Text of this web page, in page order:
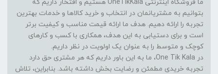
ما فروشگاه اینترنتی OneTikKala هستیم و افتخار داریم که
بتوانیم به مشتریانمان در انتخاب و خرید کالاها و خدمات بهترین
تجربه را ارائه دهیم. هدف ما ارائه قیمت مناسب و کیفیت برتر
است و برای دستیابی به این هدف، همکاری با کسب و کارهای
کوچک و متوسط را به عنوان یک اولویت در نظر داریم.
در One Tik Kala، ما به این باور داریم که هر مشتری حق دارد
تجربه خریدی مطمئن و رضایت بخش داشته باشد. بنابراین، تلاش